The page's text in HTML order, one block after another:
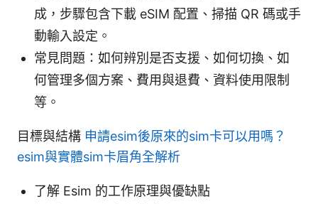
成，步驟包含下載 eSIM 配置、掃描 QR 碼或手
動輸入設定。
常見問題：如何辨別是否支援、如何切換、如
何管理多個方案、費用與退費、資料使用限制
等。
目標與結構 申請esim後原來的sim卡可以用嗎？
esim與實體sim卡眉角全解析
了解 Esim 的工作原理與優缺點